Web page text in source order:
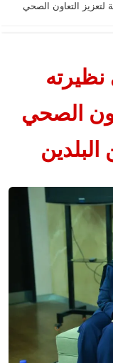
لتعزيز التعاون الصحي
الصحي